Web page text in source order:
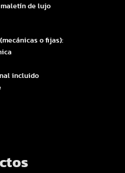
maletín de lujo
o fijas):
incluido